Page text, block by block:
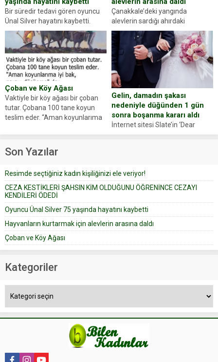
Bir süredir tedavi gören oyuncu
Ünal Silver hayatını kaybetti.
Haberi, oyuncunun menajerlik
ajansı duyurdu. Renda Güner,
sosyal medya hesabında “Usta
Oyuncumuz ve çok değerli
dostumuz...
Çanakkale’deki yangında
alevlerin sardığı ahırdaki
hayvanlarını kurtarmak isteyen
Zeki Demir (66) ölümden döndü.
Yüzünde ve ellerinde yanıklar
oluşan Demir, kâbus dolu anları
anlattı… Merkeze bağlı...
Çoban ve Köy Ağası
Vaktiyle bir köy ağası bir çoban
tutar. Çobana 100 tane koyun
teslim eder. “Aman koyunlarıma
Çoban koyunları alır gider. Aylar...
Gelin, damadın şakası
nedeniyle düğünden 1 gün
sonra boşanma kararı aldı
İnternet sitesi Slate’in ‘Dear
Prudence’ isimli tavsiye köşesine
yapıştırdığı için düğünden...
Son Yazılar
Resimde seçtiğiniz kadın kişiliğinizi ele veriyor!
CEZA KESTİKLERİ ŞAHSIN KİM OLDUĞUNU ÖĞRENİNCE CEZAYI
KENDİLERİ ÖDEDİ
Oyuncu Ünal Silver 75 yaşında hayatını kaybetti
Hayvanların kurtarmak için alevlerin arasına daldı
Çoban ve Köy Ağası
Kategoriler